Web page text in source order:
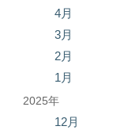
4月
3月
2月
1月
2025年
12月